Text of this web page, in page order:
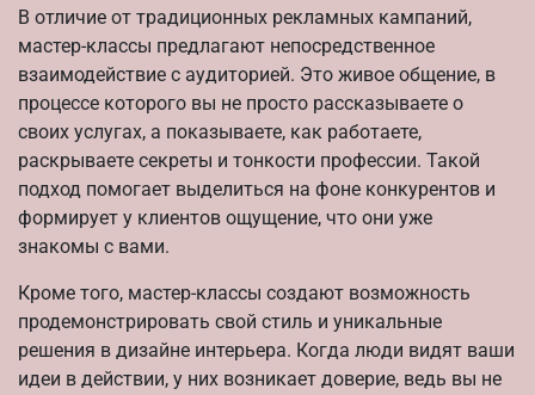
В отличие от традиционных рекламных кампаний,
мастер-классы предлагают непосредственное
взаимодействие с аудиторией. Это живое общение, в
процессе которого вы не просто рассказываете о
своих услугах, а показываете, как работаете,
раскрываете секреты и тонкости профессии. Такой
подход помогает выделиться на фоне конкурентов и
формирует у клиентов ощущение, что они уже
знакомы с вами.
Кроме того, мастер-классы создают возможность
продемонстрировать свой стиль и уникальные
решения в дизайне интерьера. Когда люди видят ваши
идеи в действии, у них возникает доверие, ведь вы не